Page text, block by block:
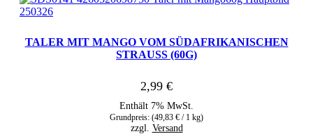
TALER MIT MANGO VOM SÜDAFRIKANISCHEN
STRAUSS (60G)
2,99 €
Enthält 7% MwSt.
Grundpreis: (49,83 € / 1 kg)
zzgl. Versand